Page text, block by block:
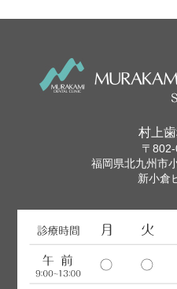
村上
〒
福岡県北九州市
新小倉